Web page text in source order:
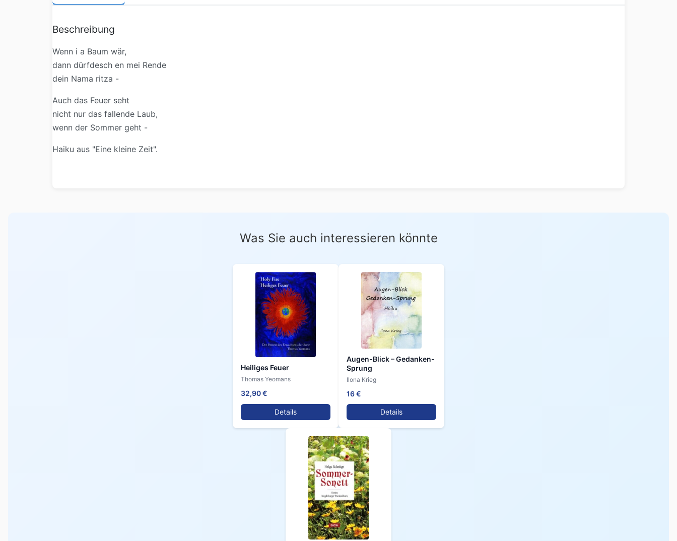
Beschreibung
Wenn i a Baum wär,
dann dürfdesch en mei Rende
dein Nama ritza -
Auch das Feuer seht
nicht nur das fallende Laub,
wenn der Sommer geht -
Haiku aus "Eine kleine Zeit".
Was Sie auch interessieren könnte
Heiliges Feuer
Thomas Yeomans
32,90 €
Details
Augen-Blick – Gedanken-
Sprung
Ilona Krieg
16 €
Details